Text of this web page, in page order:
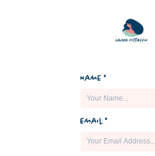
Name *
Email *